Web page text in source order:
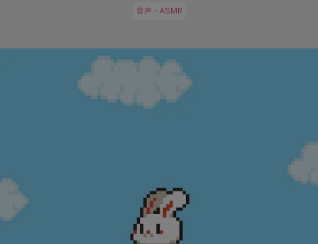
音声・ASMR